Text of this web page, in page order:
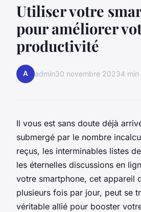
Utiliser votre
pour améliorer
productivité
A admin30 novembre 20234
Il vous est sans doute déjà
submergé par le nombre
reçus, les interminables listes
les éternelles discussions en
votre smartphone, cet appareil
plusieurs fois par jour, peut se
véritable allié pour booster